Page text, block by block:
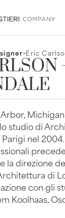
>Eric
studio di
nel
la direzione
di
con gli
Koolhaas,